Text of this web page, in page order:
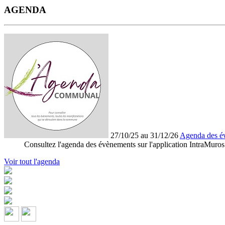
AGENDA
27/10/25 au 31/12/26 Agenda des
Consultez l'agenda des évènements sur l'application IntraMuros
Voir tout l'agenda